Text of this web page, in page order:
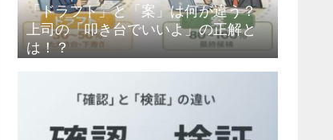
「ドラフト」と「案」は何が違う？
上司の「叩き台でいいよ」の正解と
は！？